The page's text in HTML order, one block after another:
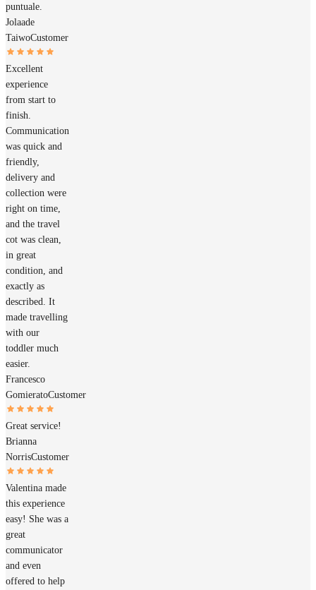
puntuale.
Jolaade
TaiwoCustomer
Excellent
experience
from start to
finish.
Communication
was quick and
friendly,
delivery and
collection were
right on time,
and the travel
cot was clean,
in great
condition, and
exactly as
described. It
made travelling
with our
toddler much
easier.
Francesco
GomieratoCustomer
Great service!
Brianna
NorrisCustomer
Valentina made
this experience
easy! She was a
great
communicator
and even
offered to help